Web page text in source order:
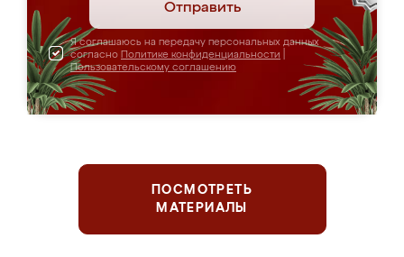
Отправить
Я соглашаюсь на передачу персональных данных
согласно Политике конфиденциальности
Пользовательскому соглашению
ПОСМОТРЕТЬ
МАТЕРИАЛЫ